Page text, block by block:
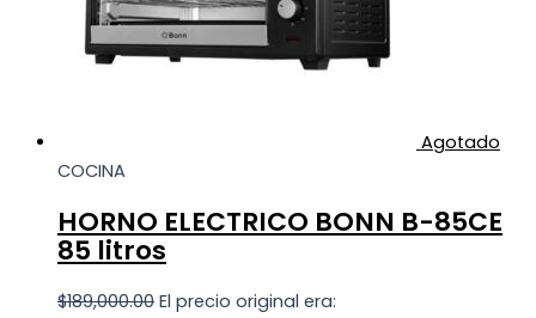
Agotado
COCINA
HORNO ELECTRICO BONN B-85CE
85 litros
$189,000.00 El precio original era: